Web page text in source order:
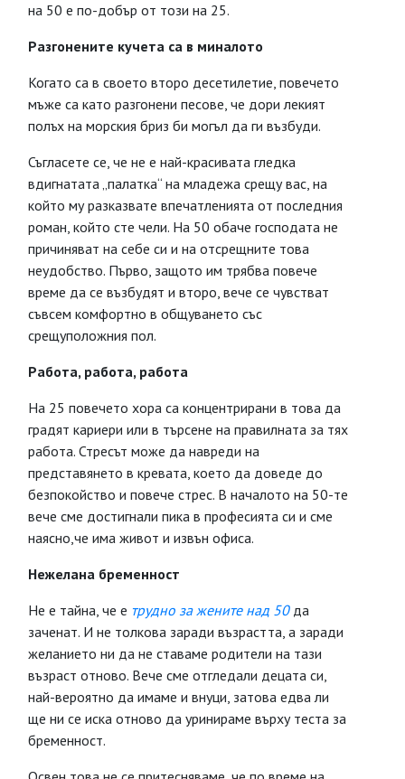
на 50 е по-добър от този на 25.
Разгонените кучета са в миналото
Когато са в своето второ десетилетие, повечето
мъже са като разгонени песове, че дори лекият
полъх на морския бриз би могъл да ги възбуди.
Съгласете се, че не е най-красивата гледка
вдигнатата „палатка“ на младежа срещу вас, на
който му разказвате впечатленията от последния
роман, който сте чели. На 50 обаче господата не
причиняват на себе си и на отсрещните това
неудобство. Първо, защото им трябва повече
време да се възбудят и второ, вече се чувстват
съвсем комфортно в общуването със
срещуположния пол.
Работа, работа, работа
На 25 повечето хора са концентрирани в това да
градят кариери или в търсене на правилната за тях
работа. Стресът може да навреди на
представянето в кревата, което да доведе до
безпокойство и повече стрес. В началото на 50-те
вече сме достигнали пика в професията си и сме
наясно,че има живот и извън офиса.
Нежелана бременност
Не е тайна, че е трудно за жените над 50 да
заченат. И не толкова заради възрастта, а заради
желанието ни да не ставаме родители на тази
възраст отново. Вече сме отгледали децата си,
най-вероятно да имаме и внуци, затова едва ли
ще ни се иска отново да уринираме върху теста за
бременност.